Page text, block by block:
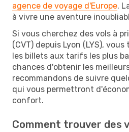
agence de voyage d'Europe.
à vivre une aventure
Si vous cherchez des vols à
(CVT) depuis Lyon (LYS),
les billets aux tarifs les plus
chances d'obtenir les
recommandons de suivre
qui vous permettront
confort.
Comment trouver des